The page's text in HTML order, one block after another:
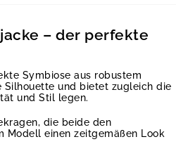
– der perfekte
Symbiose aus robustem
Silhouette und bietet zugleich die
und Stil legen.
die beide den
Modell einen zeitgemäßen Look